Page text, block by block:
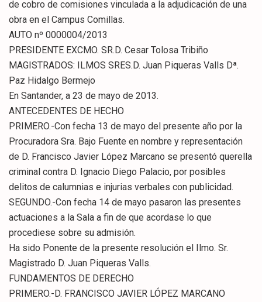
de cobro de comisiones vinculada a la adjudicación de una
obra en el Campus Comillas.
AUTO nº 0000004/2013
PRESIDENTE EXCMO. SR.D. Cesar Tolosa Tribiño
MAGISTRADOS: ILMOS SRES.D. Juan Piqueras Valls Dª.
Paz Hidalgo Bermejo
En Santander, a 23 de mayo de 2013.
ANTECEDENTES DE HECHO
PRIMERO.-Con fecha 13 de mayo del presente año por la
Procuradora Sra. Bajo Fuente en nombre y representación
de D. Francisco Javier López Marcano se presentó querella
criminal contra D. Ignacio Diego Palacio, por posibles
delitos de calumnias e injurias verbales con publicidad.
SEGUNDO.-Con fecha 14 de mayo pasaron las presentes
actuaciones a la Sala a fin de que acordase lo que
procediese sobre su admisión.
Ha sido Ponente de la presente resolución el Ilmo. Sr.
Magistrado D. Juan Piqueras Valls.
FUNDAMENTOS DE DERECHO
PRIMERO.-D. FRANCISCO JAVIER LÓPEZ MARCANO